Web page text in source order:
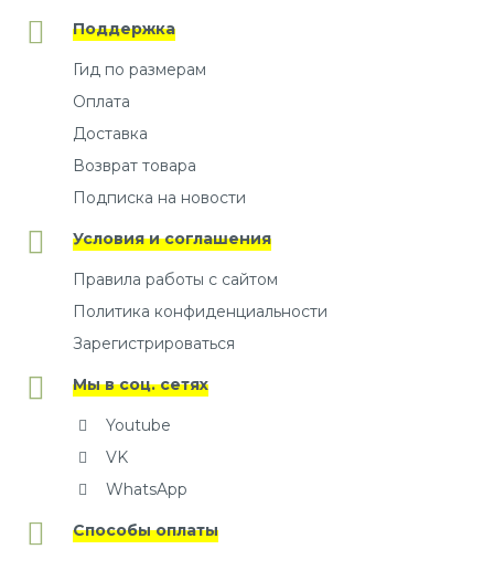
Поддержка
Гид по размерам
Оплата
Доставка
Возврат товара
Подписка на новости
Условия и соглашения
Правила работы с сайтом
Политика конфиденциальности
Зарегистрироваться
Мы в соц. сетях
Youtube
VK
WhatsApp
Способы оплаты